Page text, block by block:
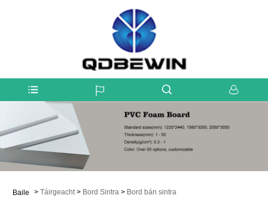
Baile > Táirgeacht> Bord Sintra > Bord bán sintra